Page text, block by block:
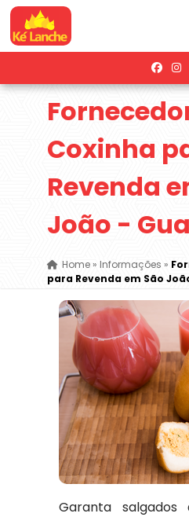
Coxinha
Revenda
João -
Home» Informações »
para Revenda em São
Garanta